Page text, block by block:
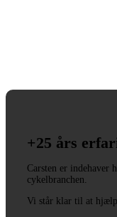
+25 års
Carsten er indehaver
cykelbranchen.
Vi står klar til at